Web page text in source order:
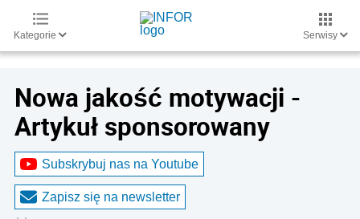
Kategorie Serwisy
Nowa jakość motywacji -
Artykuł sponsorowany
Subskrybuj nas na Youtube
Zapisz się na newsletter